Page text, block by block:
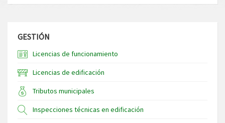
GESTIÓN
Licencias de funcionamiento
Licencias de edificación
Tributos municipales
Inspecciones técnicas en edificación